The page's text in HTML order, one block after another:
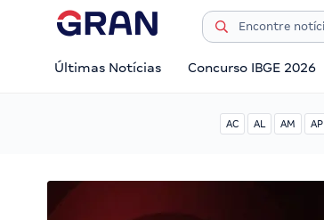
Últimas Notícias Concurso IBGE 2026
AC AL AM AP